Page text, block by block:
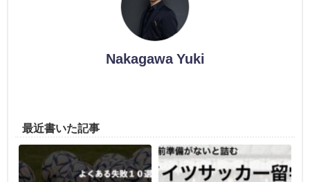
Nakagawa Yuki
最近書いた記事